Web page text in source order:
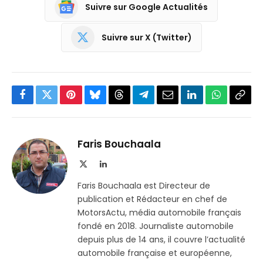
Suivre sur Google Actualités
Suivre sur X (Twitter)
Facebook
TwitterPinterestBlueskyThreadsPartager
Telegram
EmailLinkedInWhatsApp
Faris Bouchaala
LinkedIn
Faris Bouchaala est Directeur de
publication et Rédacteur en chef de
MotorsActu, média automobile français
fondé en 2018. Journaliste automobile
depuis plus de 14 ans, il couvre l’actualité
automobile française et européenne,